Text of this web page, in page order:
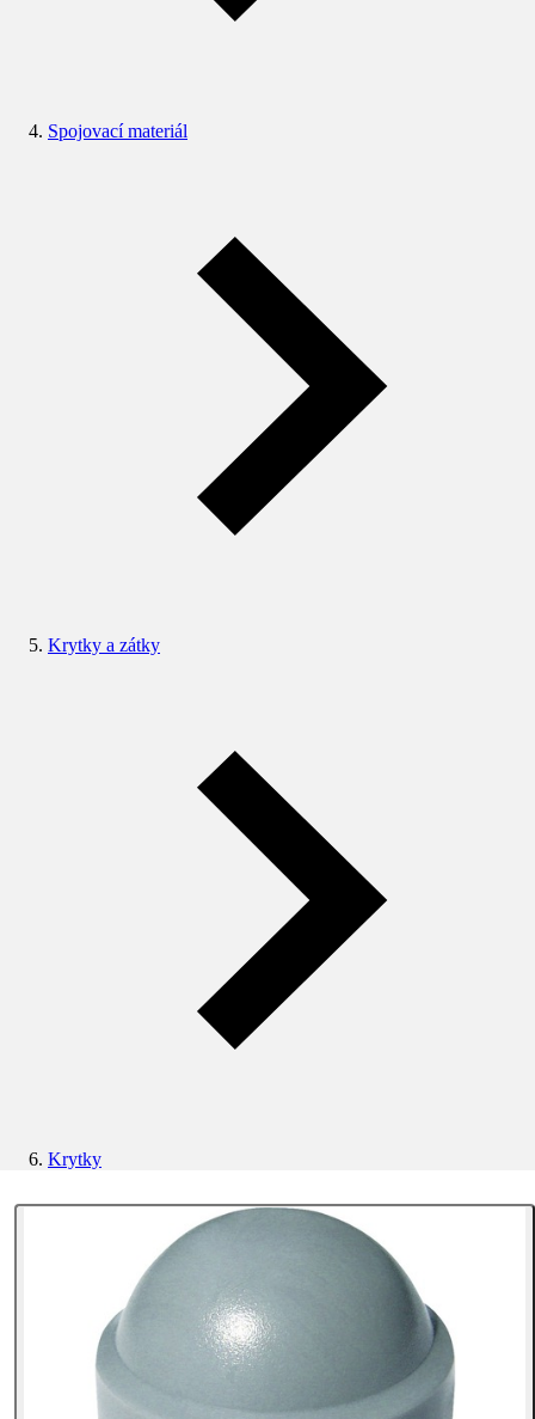
Spojovací materiál
Krytky a zátky
Krytky